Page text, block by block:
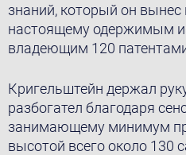
знаний, который он вынес
настоящему одержимым
владеющим 120
Кригельштейн держал
разбогател благодаря
занимающему минимум
высотой всего около 130